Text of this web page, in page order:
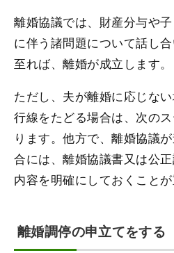
離婚協議では、財産分与や
に伴う諸問題について話し
至れば、離婚が成立します。
ただし、夫が離婚に応じな
行線をたどる場合は、次の
ります。他方で、離婚協議
合には、離婚協議書又は公
内容を明確にしておくことが
離婚調停の申立てをする